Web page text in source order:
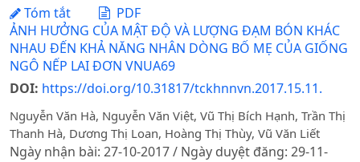
Tóm tắt
PDF
ẢNH HƯỞNG CỦA MẬT ĐỘ VÀ LƯỢNG ĐẠM BÓN KHÁC
NHAU ĐẾN KHẢ NĂNG NHÂN DÒNG BỐ MẸ CỦA GIỐNG
NGÔ NẾP LAI ĐƠN VNUA69
DOI: https://doi.org/10.31817/tckhnnvn.2017.15.11.
Nguyễn Văn Hà, Nguyễn Văn Việt, Vũ Thị Bích Hạnh, Trần Thị
Thanh Hà, Dương Thị Loan, Hoàng Thị Thùy, Vũ Văn Liết
Ngày nhận bài: 27-10-2017 / Ngày duyệt đăng: 29-11-